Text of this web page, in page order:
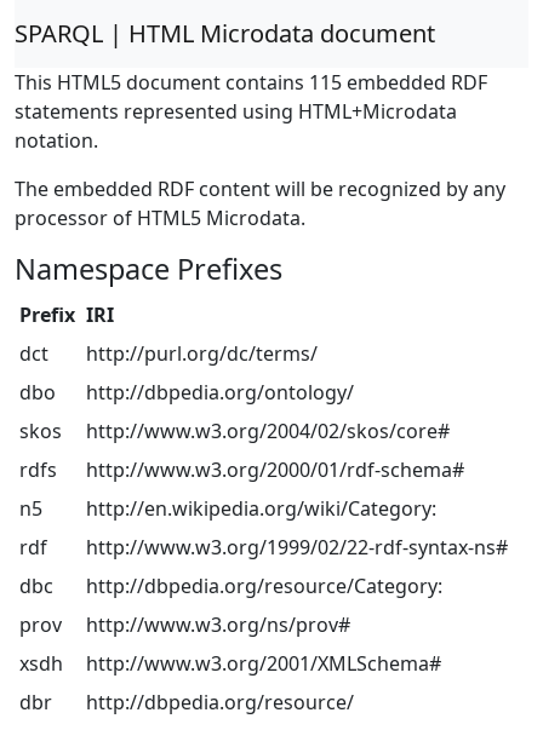
SPARQL | HTML Microdata document
This HTML5 document contains 115 embedded RDF
statements represented using HTML+Microdata
notation.
The embedded RDF content will be recognized by any
processor of HTML5 Microdata.
Namespace Prefixes
Prefix IRI
dct
http://purl.org/dc/terms/
dbo
http://dbpedia.org/ontology/
skos
http://www.w3.org/2004/02/skos/core#
rdfs
http://www.w3.org/2000/01/rdf-schema#
n5
http://en.wikipedia.org/wiki/Category:
rdf
http://www.w3.org/1999/02/22-rdf-syntax-ns#
dbc
http://dbpedia.org/resource/Category:
prov
http://www.w3.org/ns/prov#
xsdh
http://www.w3.org/2001/XMLSchema#
dbr
http://dbpedia.org/resource/